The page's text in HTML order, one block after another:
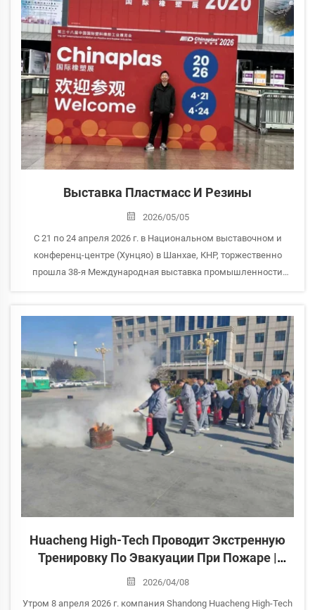
Выставка Пластмасс И Резины
2026/05/05
С 21 по 24 апреля 2026 г. в Национальном выставочном и
конференц-центре (Хунцяо) в Шанхае, КНР, торжественно
прошла 38-я Международная выставка промышленности
Huacheng High-Tech Проводит Экстренную
Тренировку По Эвакуации При Пожаре |
Безопасность Превыше Всего
2026/04/08
Утром 8 апреля 2026 г. компания Shandong Huacheng High-Tech